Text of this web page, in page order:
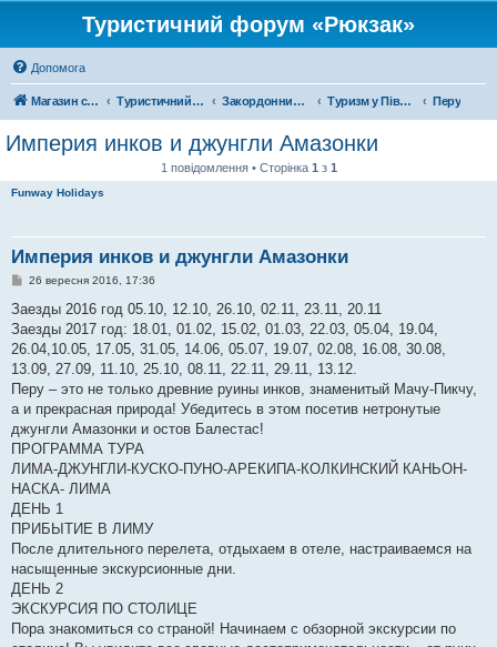
Туристичний форум «Рюкзак»
Допомога
Магазин спорядження Туристичний форум «Рюкзак» Закордонний туризм Туризм у Південній Америці Перу
Империя инков и джунгли Амазонки
1 повідомлення • Сторінка 1 з 1
Funway Holidays
Империя инков и джунгли Амазонки
П
в
д
о
л
е
н
н
я
26 вересня 2016, 17:36
Заезды 2016 год 05.10, 12.10, 26.10, 02.11, 23.11, 20.11
Заезды 2017 год: 18.01, 01.02, 15.02, 01.03, 22.03, 05.04, 19.04,
26.04,10.05, 17.05, 31.05, 14.06, 05.07, 19.07, 02.08, 16.08, 30.08,
13.09, 27.09, 11.10, 25.10, 08.11, 22.11, 29.11, 13.12.
Перу – это не только древние руины инков, знаменитый Мачу-Пикчу,
а и прекрасная природа! Убедитесь в этом посетив нетронутые
джунгли Амазонки и остов Балестас!
ПРОГРАММА ТУРА
ЛИМА-ДЖУНГЛИ-КУСКО-ПУНО-АРЕКИПА-КОЛКИНСКИЙ КАНЬОН-
НАСКА- ЛИМА
ДЕНЬ 1
ПРИБЫТИЕ В ЛИМУ
После длительного перелета, отдыхаем в отеле, настраиваемся на
насыщенные экскурсионные дни.
ДЕНЬ 2
ЭКСКУРСИЯ ПО СТОЛИЦЕ
Пора знакомиться со страной! Начинаем с обзорной экскурсии по